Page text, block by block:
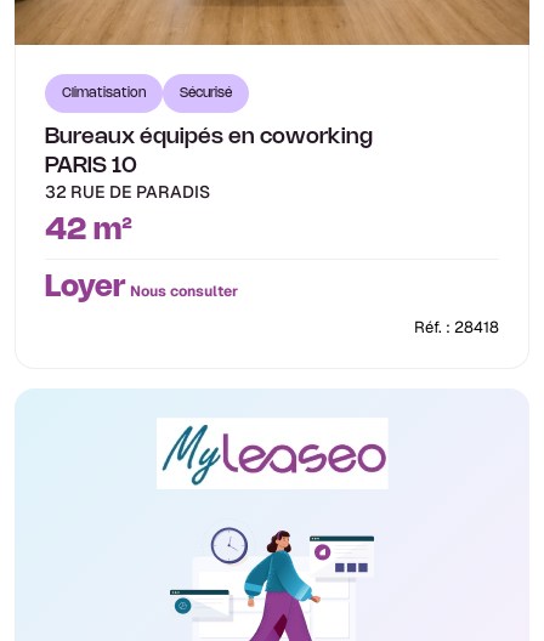
Climatisation Sécurisé
Bureaux équipés en coworking
PARIS 10
32 RUE DE PARADIS
42 m²
Loyer Nous consulter
Réf. : 28418